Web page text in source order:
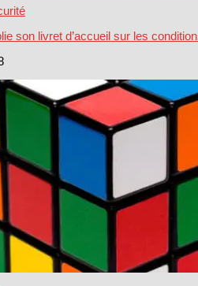
son livret d’accueil sur les